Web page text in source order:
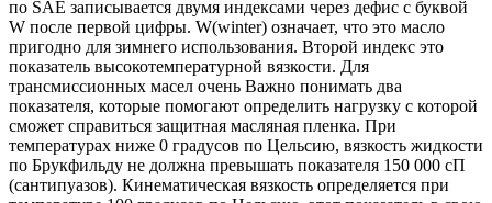
по SAE записывается двумя индексами через дефис с буквой
W после первой цифры. W(winter) означает, что это масло
пригодно для зимнего использования. Второй индекс это
показатель высокотемпературной вязкости. Для
трансмиссионных масел очень Важно понимать два
показателя, которые помогают определить нагрузку с которой
сможет справиться защитная масляная пленка. При
температурах ниже 0 градусов по Цельсию, вязкость жидкости
по Брукфильду не должна превышать показателя 150 000 сП
(сантипуазов). Кинематическая вязкость определяется при